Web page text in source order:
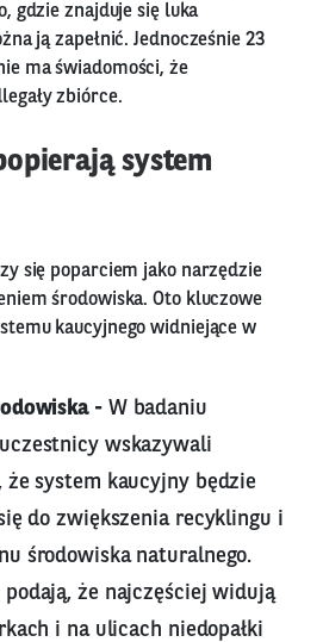
gdzie znajduje się luka
ją zapełnić. Jednocześnie 23
ma świadomości, że
zbiórce.
system
się poparciem jako narzędzie
środowiska. Oto kluczowe
kaucyjnego widniejące w
-W badaniu
wskazywali
że system kaucyjny będzie
do zwiększenia recyklingu i
środowiska naturalnego.
podają, że najczęściej widują
i na ulicach niedopałki